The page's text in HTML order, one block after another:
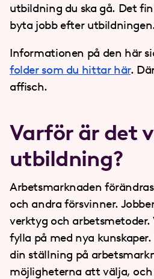
utbildning du ska gå. Det
byta jobb efter
Informationen på den här
folder som du hittar här.
affisch.
Varför är det
utbildning?
Arbetsmarknaden
och andra försvinner.
verktyg och arbetsmetoder.
fylla på med nya
din ställning på
möjligheterna att välja,